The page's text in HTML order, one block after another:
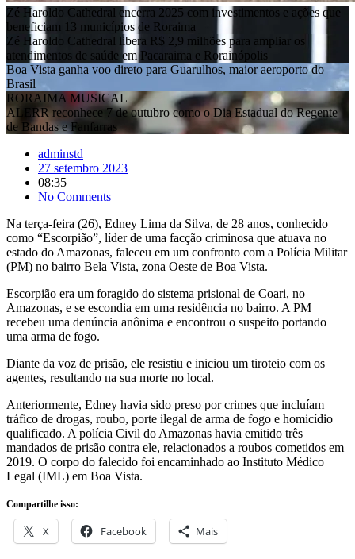
Zé Haroldo Cathedral encerra 2025 com investimentos e ações que
beneficiam 13 municípios de Roraima
Zé Haroldo Cathedral libera R$ 2,9 milhões para ampliar os
atendimentos de saúde em Pacaraima e Rorainópolis
Boa Vista ganha voo direto para Guarulhos, maior aeroporto do
Brasil
RORAIMA MUSICAL
ALERR reconhece 7 de outubro como o Dia Estadual do Regente
de Bandas e Fanfarras
adminstd
27 setembro 2023
08:35
No Comments
Na terça-feira (26), Edney Lima da Silva, de 28 anos, conhecido
como “Escorpião”, líder de uma facção criminosa que atuava no
estado do Amazonas, faleceu em um confronto com a Polícia Militar
(PM) no bairro Bela Vista, zona Oeste de Boa Vista.
Escorpião era um foragido do sistema prisional de Coari, no
Amazonas, e se escondia em uma residência no bairro. A PM
recebeu uma denúncia anônima e encontrou o suspeito portando
uma arma de fogo.
Diante da voz de prisão, ele resistiu e iniciou um tiroteio com os
agentes, resultando na sua morte no local.
Anteriormente, Edney havia sido preso por crimes que incluíam
tráfico de drogas, roubo, porte ilegal de arma de fogo e homicídio
qualificado. A polícia Civil do Amazonas havia emitido três
mandados de prisão contra ele, relacionados a roubos cometidos em
2019. O corpo do falecido foi encaminhado ao Instituto Médico
Legal (IML) em Boa Vista.
Compartilhe isso:
X Facebook Mais